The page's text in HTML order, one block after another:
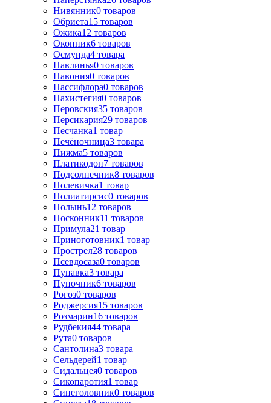
Нивянник0 товаров
Обриета15 товаров
Ожика12 товаров
Окопник6 товаров
Осмунда4 товара
Павлинья0 товаров
Павония0 товаров
Пассифлора0 товаров
Пахистегия0 товаров
Перовския35 товаров
Персикария29 товаров
Песчанка1 товар
Печёночница3 товара
Пижма5 товаров
Платикодон7 товаров
Подсолнечник8 товаров
Полевичка1 товар
Полиатирсис0 товаров
Полынь12 товаров
Посконник11 товаров
Примула21 товар
Приноготовник1 товар
Прострел28 товаров
Псевдосаза0 товаров
Пупавка3 товара
Пупочник6 товаров
Рогоз0 товаров
Роджерсия15 товаров
Розмарин16 товаров
Рудбекия44 товара
Рута0 товаров
Сантолина3 товара
Сельдерей1 товар
Сидальцея0 товаров
Сикопаротия1 товар
Синеголовник0 товаров